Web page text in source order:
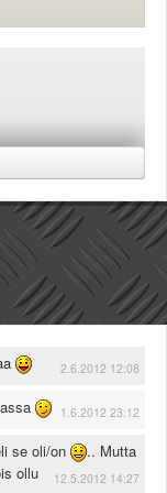
2.6.2012 12:08
1.6.2012 23:12
se oli/on
.. Mutta
ollu
12.5.2012 14:27